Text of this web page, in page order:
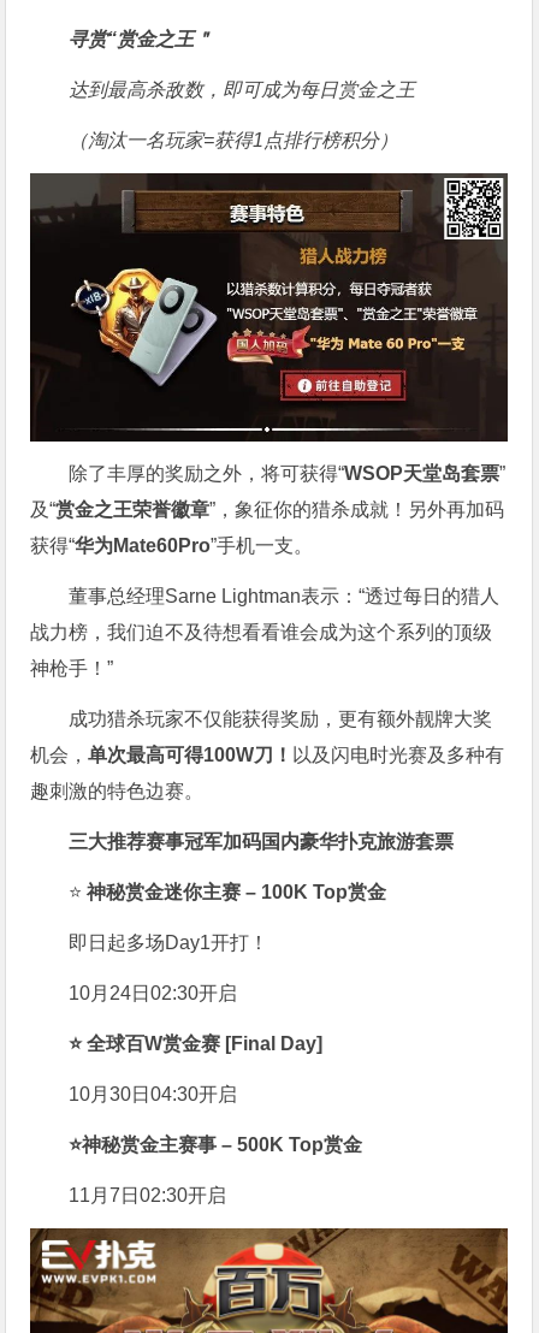
寻赏“赏金之王＂
达到最高杀敌数，即可成为每日赏金之王
（淘汰一名玩家=获得1点排行榜积分）
除了丰厚的奖励之外，将可获得“WSOP天堂岛套票”
及“赏金之王荣誉徽章”，象征你的猎杀成就！另外再加码
获得“华为Mate60Pro”手机一支。
董事总经理Sarne Lightman表示：“透过每日的猎人
战力榜，我们迫不及待想看看谁会成为这个系列的顶级
神枪手！”
成功猎杀玩家不仅能获得奖励，更有额外靓牌大奖
机会，单次最高可得100W刀！ 以及闪电时光赛及多种有
趣刺激的特色边赛。
三大推荐赛事冠军加码国内豪华扑克旅游套票
⭐神秘赏金迷你主赛 – 100K Top赏金
即日起多场Day1开打！
10月24日02:30开启
⭐全球百W赏金赛 [Final Day]
10月30日04:30开启
⭐神秘赏金主赛事 – 500K Top赏金
11月7日02:30开启